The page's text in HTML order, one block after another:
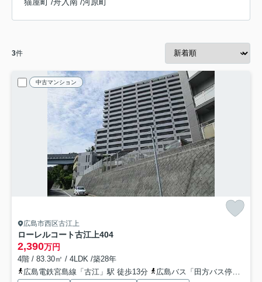
3件
中古マンション
広島市西区古江上
ローレルコート古江上404
2,390万円
4階 / 83.30㎡ / 4LDK /築28年
広島電鉄宮島線「古江」駅 徒歩13分
広島バス「田方バス停」バス停下車 徒歩1分